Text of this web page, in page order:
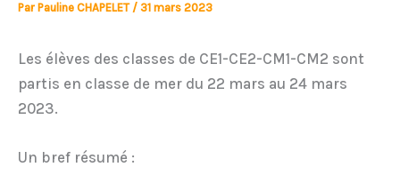
Par Pauline CHAPELET / 31 mars 2023
Les élèves des classes de CE1-CE2-CM1-CM2 sont
partis en classe de mer du 22 mars au 24 mars
2023.
Un bref résumé :